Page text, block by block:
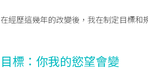
在經歷這幾年的改變後，我在制定目標和
目標：你我的慾望會變